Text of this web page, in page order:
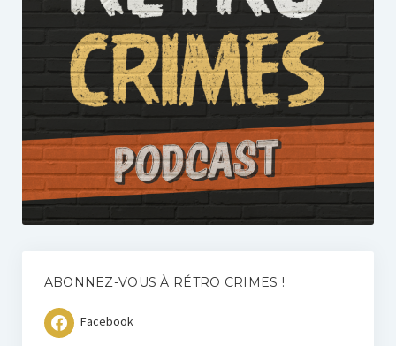
ABONNEZ-VOUS À RÉTRO CRIMES !
Facebook